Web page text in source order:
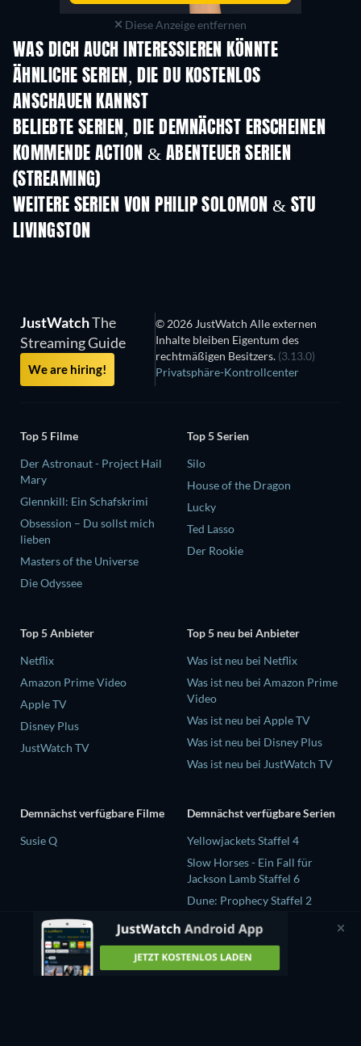
Diese Anzeige entfernen
WAS DICH AUCH INTERESSIEREN KÖNNTE
Serie Serie
ÄHNLICHE SERIEN, DIE DU KOSTENLOS
ANSCHAUEN KANNST
Serie
BELIEBTE SERIEN, DIE DEMNÄCHST ERSCHEINEN
Serie Serie
KOMMENDE ACTION & ABENTEUER SERIEN
(STREAMING)Staffel 2
WEITERE SERIEN VON PHILIP SOLOMON & STU
LIVINGSTON
JustWatchThe
Streaming Guide
We are hiring!
© 2026 JustWatch Alle externen
Inhalte bleiben Eigentum des
rechtmäßigen Besitzers. (3.13.0)
Privatsphäre-Kontrollcenter
Top 5 Filme
Der Astronaut - Project Hail
Mary
Glennkill: Ein Schafskrimi
Obsession – Du sollst mich
lieben
Masters of the Universe
Die Odyssee
Top 5 Serien
Silo
House of the Dragon
Lucky
Ted Lasso
Der Rookie
Top 5 Anbieter
Netflix
Amazon Prime Video
Apple TV
Disney Plus
JustWatch TV
Top 5 neu bei Anbieter
Was ist neu bei Netflix
Was ist neu bei Amazon Prime
Video
Was ist neu bei Apple TV
Was ist neu bei Disney Plus
Was ist neu bei JustWatch TV
Demnächst verfügbare Filme
Susie Q
Demnächst verfügbare Serien
Yellowjackets Staffel 4
Slow Horses - Ein Fall für
Jackson Lamb Staffel 6
Dune: Prophecy Staffel 2
The Gentlemen Staffel 2
Love Is Blind: UK Staffel 3